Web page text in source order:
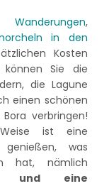
Wanderungen,
in den
Kosten
können Sie die
die Lagune
einen schönen
verbringen!
ist eine
was
hat, nämlich
und eine